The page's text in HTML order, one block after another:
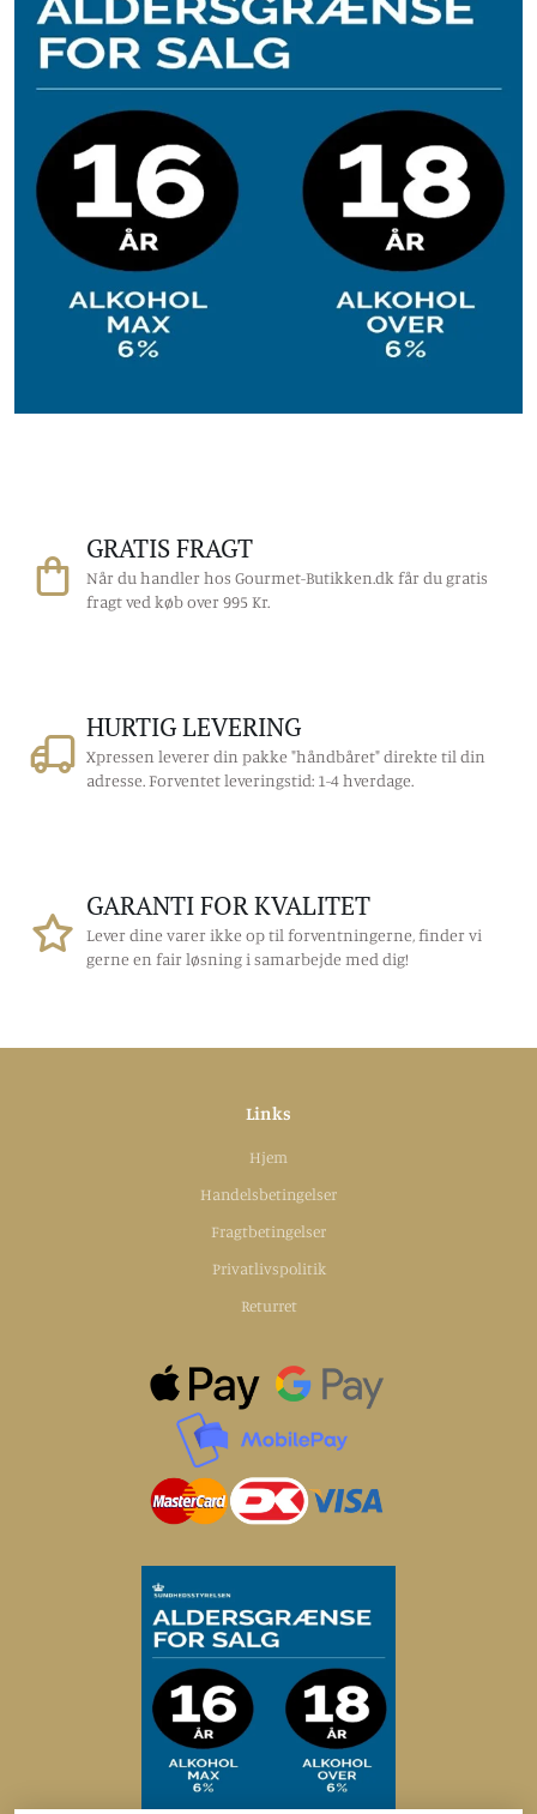
GRATIS FRAGT
Når du handler hos Gourmet-Butikken.dk får du gratis
fragt ved køb over 995 Kr.
HURTIG LEVERING
Xpressen leverer din pakke "håndbåret" direkte til din
adresse. Forventet leveringstid: 1-4 hverdage.
GARANTI FOR KVALITET
Lever dine varer ikke op til forventningerne, finder vi
gerne en fair løsning i samarbejde med dig!
Links
Hjem
Handelsbetingelser
Fragtbetingelser
Privatlivspolitik
Returret